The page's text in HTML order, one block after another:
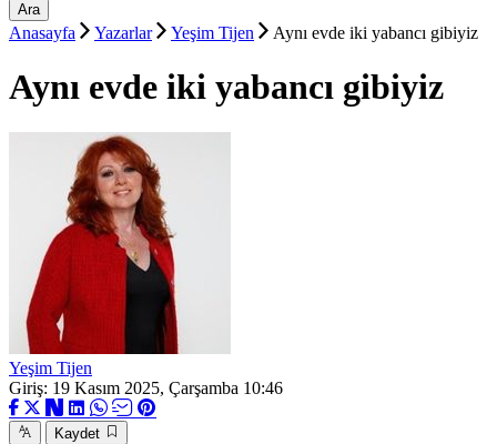
Ara
Anasayfa Yazarlar Yeşim Tijen Aynı evde iki yabancı gibiyiz
Aynı evde iki yabancı gibiyiz
Yeşim Tijen
Giriş: 19 Kasım 2025, Çarşamba 10:46
Kaydet